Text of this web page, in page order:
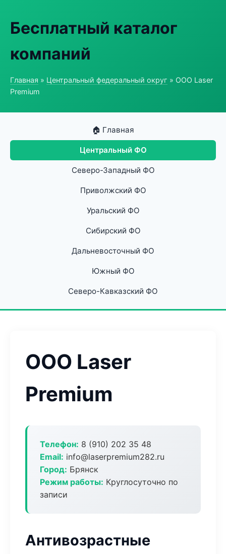
Бесплатный каталог
компаний
Главная » Центральный федеральный округ » ООО Laser
Premium
🏠 Главная
Центральный ФО
Северо-Западный ФО
Приволжский ФО
Уральский ФО
Сибирский ФО
Дальневосточный ФО
Южный ФО
Северо-Кавказский ФО
ООО Laser
Premium
Телефон: 8 (910) 202 35 48
Email: info@laserpremium282.ru
Город: Брянск
Режим работы: Круглосуточно по
записи
Антивозрастные